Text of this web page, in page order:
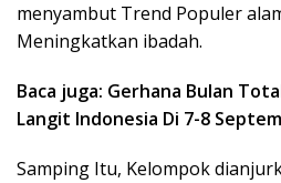
menyambut Trend Populer
Meningkatkan ibadah.
Baca juga: Gerhana Bulan
Langit Indonesia Di 7-8
Samping Itu, Kelompok